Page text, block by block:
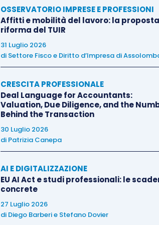
OSSERVATORIO IMPRESE E PROFESSIONI
Affitti e mobilità del lavoro: la
riforma del TUIR
31 Luglio 2026
di Settore Fisco e Diritto d’Impresa di
CRESCITA PROFESSIONALE
Deal Language for Accountants:
Valuation, Due Diligence, and the
Behind the Transaction
30 Luglio 2026
di Patrizia Canepa
AI E DIGITALIZZAZIONE
EU AI Act e studi professionali: le
concrete
27 Luglio 2026
di Diego Barberie Stefano Dovier